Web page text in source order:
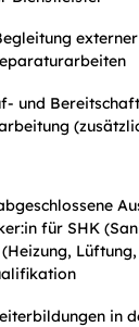
und
für SHK
in